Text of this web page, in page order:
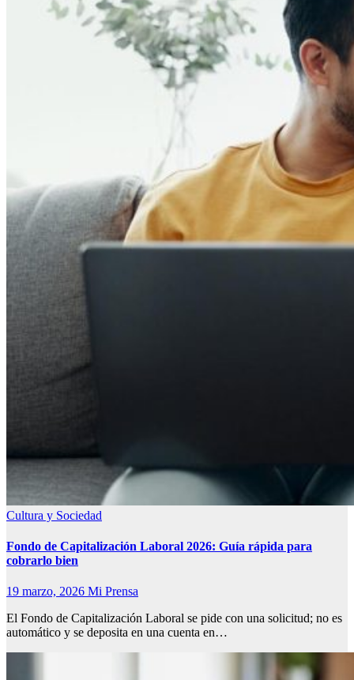
Cultura y Sociedad
Fondo de Capitalización Laboral 2026: Guía rápida para
cobrarlo bien
19 marzo, 2026 Mi Prensa
El Fondo de Capitalización Laboral se pide con una solicitud; no es
automático y se deposita en una cuenta en…